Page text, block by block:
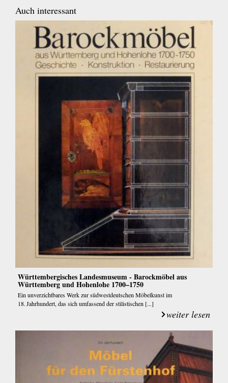
Auch interessant
Württembergisches Landesmuseum - Barockmöbel aus
Württemberg und Hohenlohe 1700–1750
Ein unverzichtbares Werk zur südwestdeutschen Möbelkunst im
18. Jahrhundert, das sich umfassend der stilistischen [...]
weiter lesen